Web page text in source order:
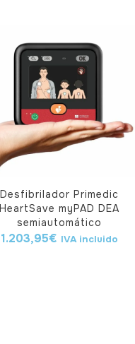
Desfibrilador Primedic
HeartSave myPAD DEA
semiautomático
1.203,95€ IVA incluido